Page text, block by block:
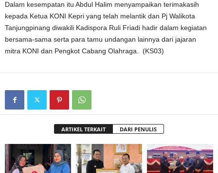
Dalam kesempatan itu Abdul Halim menyampaikan terimakasih
kepada Ketua KONI Kepri yang telah melantik dan Pj Walikota
Tanjungpinang diwakili Kadispora Ruli Friadi hadir dalam kegiatan
bersama-sama serta para tamu undangan lainnya dari jajaran
mitra KONI dan Pengkot Cabang Olahraga. (KS03)
ARTIKEL TERKAIT DARI PENULIS